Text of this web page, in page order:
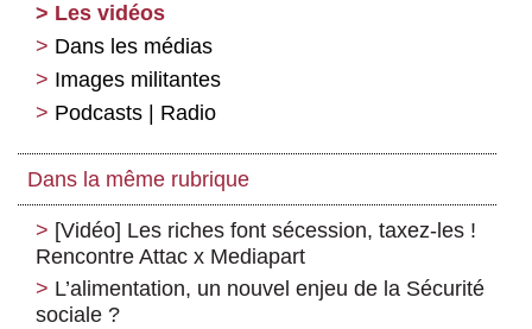
Les vidéos
Dans les médias
Images militantes
Podcasts | Radio
Dans la même rubrique
[Vidéo] Les riches font sécession, taxez-les !
Rencontre Attac x Mediapart
L’alimentation, un nouvel enjeu de la Sécurité
sociale ?